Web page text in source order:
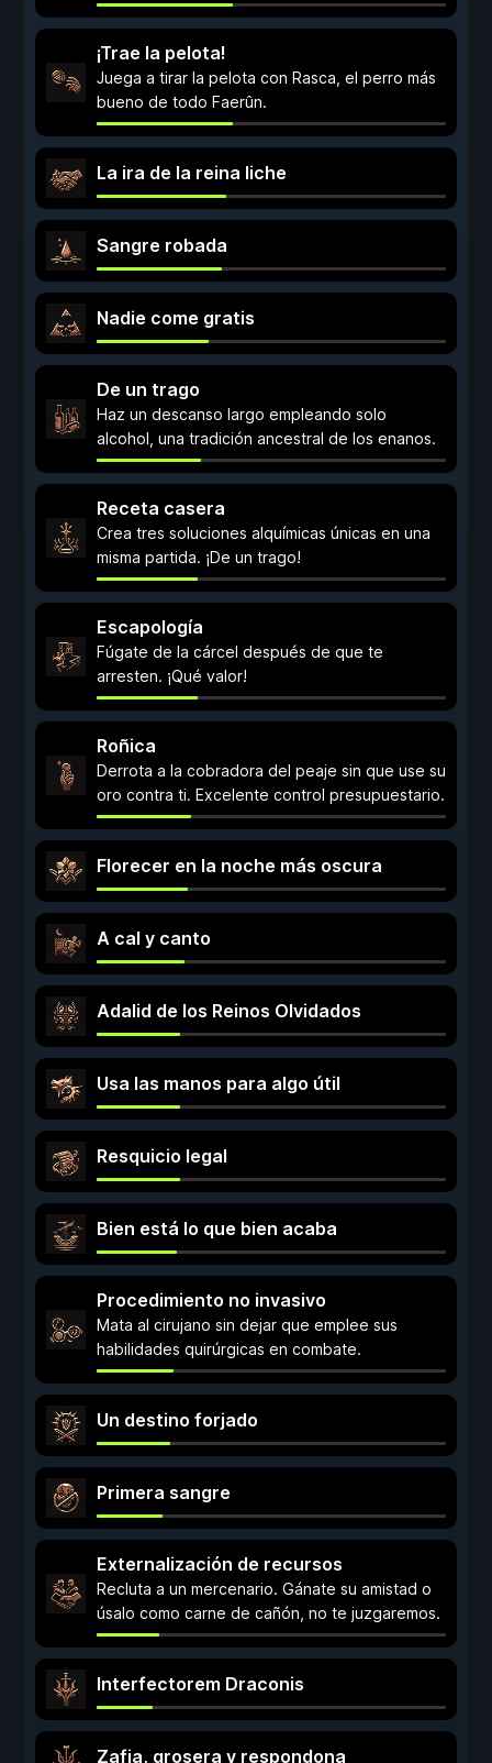
¡Trae la pelota!
Juega a tirar la pelota con Rasca, el perro más
bueno de todo Faerûn.
La ira de la reina liche
Sangre robada
Nadie come gratis
De un trago
Haz un descanso largo empleando solo
alcohol, una tradición ancestral de los enanos.
Receta casera
Crea tres soluciones alquímicas únicas en una
misma partida. ¡De un trago!
Escapología
Fúgate de la cárcel después de que te
arresten. ¡Qué valor!
Roñica
Derrota a la cobradora del peaje sin que use su
oro contra ti. Excelente control presupuestario.
Florecer en la noche más oscura
A cal y canto
Adalid de los Reinos Olvidados
Usa las manos para algo útil
Resquicio legal
Bien está lo que bien acaba
Procedimiento no invasivo
Mata al cirujano sin dejar que emplee sus
habilidades quirúrgicas en combate.
Un destino forjado
Primera sangre
Externalización de recursos
Recluta a un mercenario. Gánate su amistad o
úsalo como carne de cañón, no te juzgaremos.
Interfectorem Draconis
Zafia, grosera y respondona